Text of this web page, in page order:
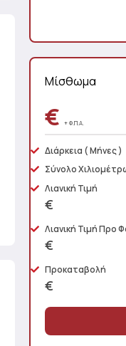
Μίσθωμα
€+ Φ.Π.Α.
Διάρκεια ( Μήνες )
Σύνολο
Λιανική Τιμή
€
Λιανική Τιμή Προ
€
Προκαταβολή
€